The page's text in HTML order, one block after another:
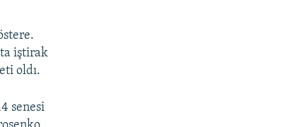
iştirak
oldı.
senesi